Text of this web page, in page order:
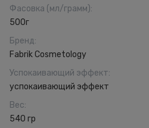
Фасовка (мл/грамм):
500г
Бренд:
Fabrik Cosmetology
Успокаивающий эффект:
успокаивающий эффект
Вес:
540 гр